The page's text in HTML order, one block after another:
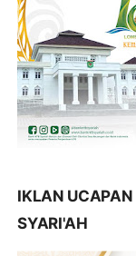
IKLAN UCAPAN
SYARI'AH